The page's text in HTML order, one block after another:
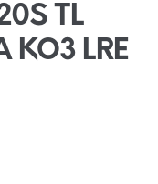
TL
KO3 LRE